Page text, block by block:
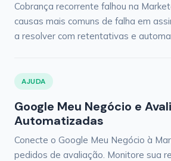
Cobrança recorrente falhou na
causas mais comuns de falha em
a resolver com retentativas e
AJUDA
Google Meu Negócio e
Automatizadas
Conecte o Google Meu Negócio à
pedidos de avaliação. Monitore sua